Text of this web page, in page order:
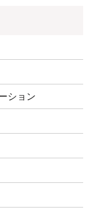
ション